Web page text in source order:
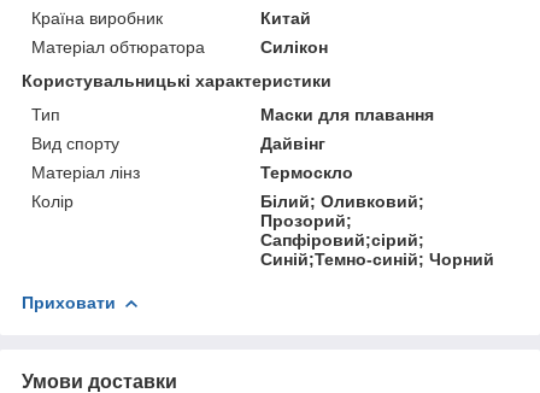
Країна виробник
Китай
Матеріал обтюратора
Силікон
Користувальницькі характеристики
Тип
Маски для плавання
Вид спорту
Дайвінг
Матеріал лінз
Термоскло
Колір
Білий; Оливковий;
Прозорий;
Сапфіровий;сірий;
Синій;Темно-синій; Чорний
Приховати
Умови доставки